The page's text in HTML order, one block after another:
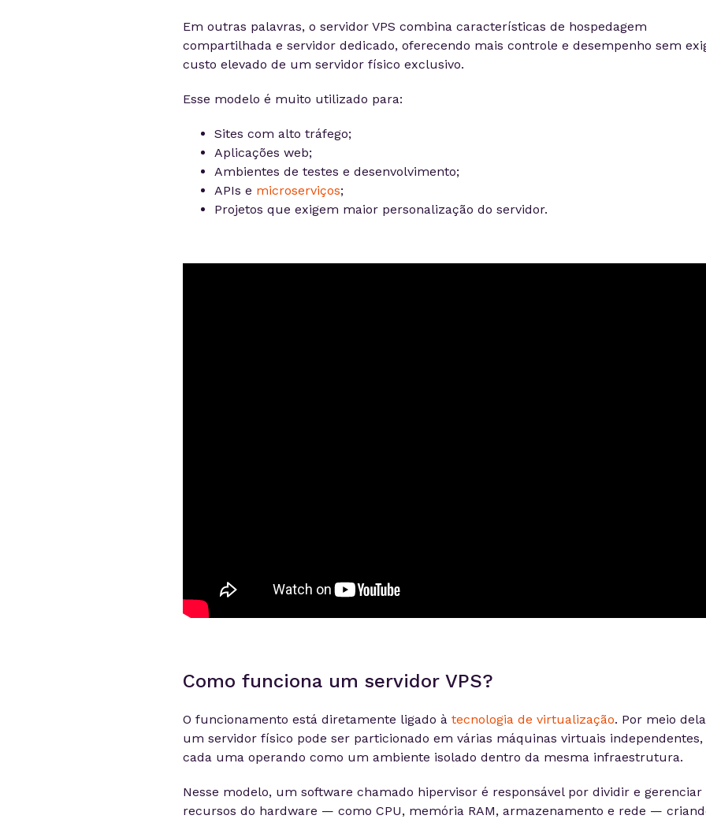
Em outras palavras, o servidor VPS combina características de hospedagem
compartilhada e servidor dedicado, oferecendo mais controle e desempenho sem
custo elevado de um servidor físico exclusivo.
Esse modelo é muito utilizado para:
Sites com alto tráfego;
Aplicações web;
Ambientes de testes e desenvolvimento;
APIs e microserviços;
Projetos que exigem maior personalização do servidor.
Como funciona um servidor VPS?
O funcionamento está diretamente ligado à tecnologia de virtualização. Por meio
um servidor físico pode ser particionado em várias máquinas virtuais independentes,
cada uma operando como um ambiente isolado dentro da mesma infraestrutura.
Nesse modelo, um software chamado hipervisor é responsável por dividir e gerenciar
recursos do hardware — como CPU, memória RAM, armazenamento e rede —